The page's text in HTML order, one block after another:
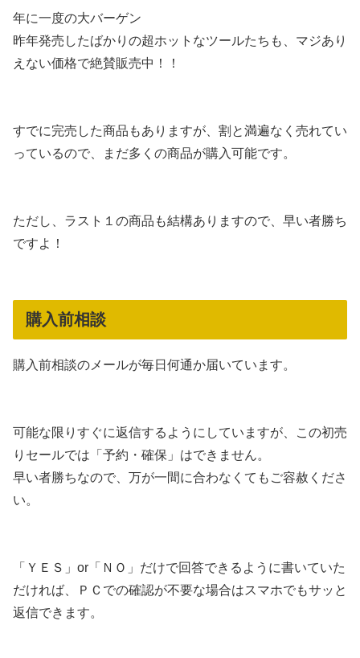
年に一度の大バーゲン
昨年発売したばかりの超ホットなツールたちも、マジあり
えない価格で絶賛販売中！！
すでに完売した商品もありますが、割と満遍なく売れてい
っているので、まだ多くの商品が購入可能です。
ただし、ラスト１の商品も結構ありますので、早い者勝ち
ですよ！
購入前相談
購入前相談のメールが毎日何通か届いています。
可能な限りすぐに返信するようにしていますが、この初売
りセールでは「予約・確保」はできません。
早い者勝ちなので、万が一間に合わなくてもご容赦くださ
い。
「ＹＥＳ」or「ＮＯ」だけで回答できるように書いていた
だければ、ＰＣでの確認が不要な場合はスマホでもサッと
返信できます。